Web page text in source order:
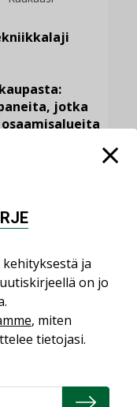
jotka
ja
on jo
, miten
tietojasi.